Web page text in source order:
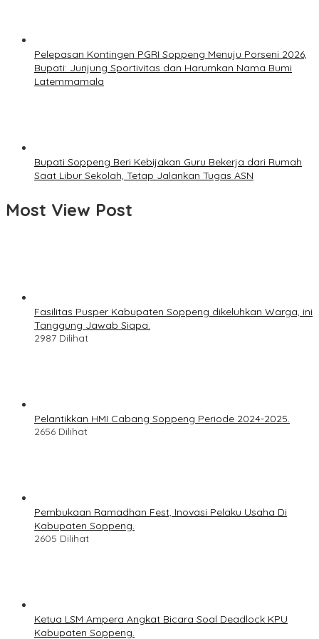
Pelepasan Kontingen PGRI Soppeng Menuju Porseni 2026,
Bupati: Junjung Sportivitas dan Harumkan Nama Bumi
Latemmamala
Bupati Soppeng Beri Kebijakan Guru Bekerja dari Rumah
Saat Libur Sekolah, Tetap Jalankan Tugas ASN
Most View Post
Fasilitas Pusper Kabupaten Soppeng dikeluhkan Warga, ini
Tanggung Jawab Siapa.
2987 Dilihat
Pelantikkan HMI Cabang Soppeng Periode 2024-2025.
2656 Dilihat
Pembukaan Ramadhan Fest, Inovasi Pelaku Usaha Di
Kabupaten Soppeng.
2605 Dilihat
Ketua LSM Ampera Angkat Bicara Soal Deadlock KPU
Kabupaten Soppeng.